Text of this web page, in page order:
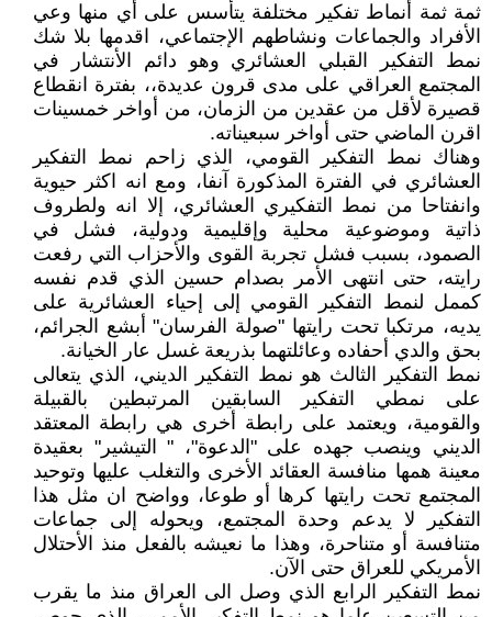
ثمة ثمة أنماط تفكير مختلفة يتأسس على أي منها وعي
الأفراد والجماعات ونشاطهم الإجتماعي، اقدمها بلا شك
نمط التفكير القبلي العشائري وهو دائم الأنتشار في
المجتمع العراقي على مدى قرون عديدة،، بفترة انقطاع
قصيرة لأقل من عقدين من الزمان، من أواخر خمسينات
اقرن الماضي حتى أواخر سبعيناته.
وهناك نمط التفكير القومي، الذي زاحم نمط التفكير
العشائري في الفترة المذكورة آنفا، ومع انه اكثر حيوية
وانفتاحا من نمط التفكيري العشائري، إلا انه ولطروف
ذاتية وموضوعية محلية وإقليمية ودولية، فشل في
الصمود، بسبب فشل تجربة القوى والأحزاب التي رفعت
رايته، حتى انتهى الأمر بصدام حسين الذي قدم نفسه
كممل لنمط التفكير القومي إلى إحياء العشائرية على
يديه، مرتكبا تحت رايتها "صولة الفرسان" أبشع الجرائم،
بحق والدي أحفاده وعائلتهما بذريعة غسل عار الخيانة.
نمط التفكير الثالث هو نمط التفكير الديني، الذي يتعالى
على نمطي التفكير السابقين المرتبطين بالقبيلة
والقومية، ويعتمد على رابطة أخرى هي رابطة المعتقد
الديني وينصب جهده على "الدعوة"، " التيشير" بعقيدة
معينة همها منافسة العقائد الأخرى والتغلب عليها وتوحيد
المجتمع تحت رايتها كرها أو طوعا، وواضح ان مثل هذا
التفكير لا يدعم وحدة المجتمع، ويحوله إلى جماعات
متنافسة أو متناحرة، وهذا ما نعيشه بالفعل منذ الأحتلال
الأمريكي للعراق حتى الآن.
نمط التفكير الرابع الذي وصل الى العراق منذ ما يقرب